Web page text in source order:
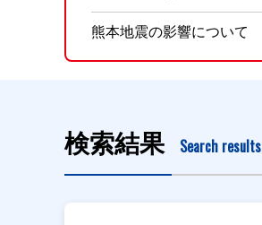
熊本地震の影響について
検索結果 Search results